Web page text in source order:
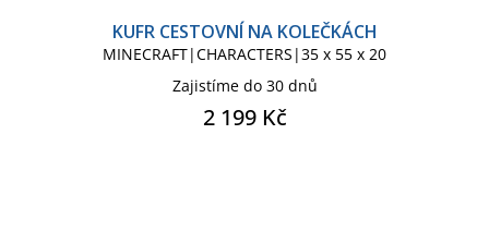
KUFR CESTOVNÍ NA KOLEČKÁCH
MINECRAFT|CHARACTERS|35 x 55 x 20
Zajistíme do 30 dnů
2 199 Kč